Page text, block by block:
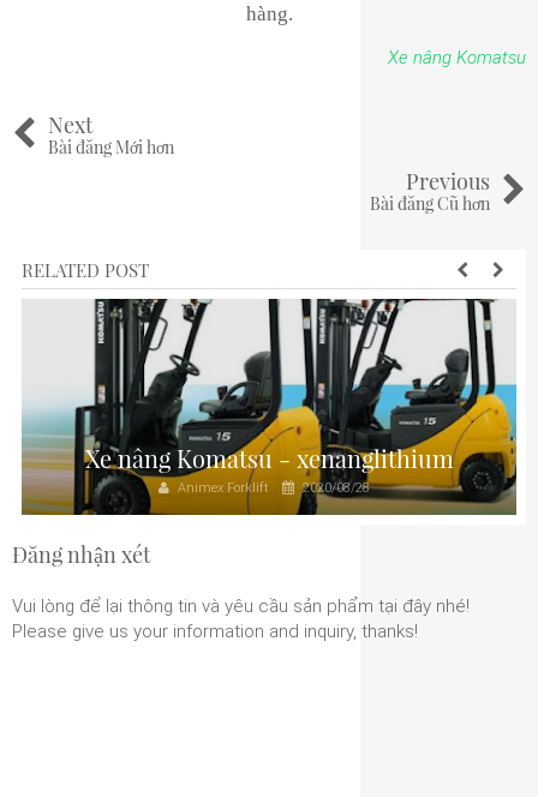
hàng.
Xe nâng Komatsu
Next
Bài đăng Mới hơn
Previous
Bài đăng Cũ hơn
RELATED POST
Xe nâng Komatsu - xenanglithium
Animex Forklift 2020/08/28
Đăng nhận xét
Vui lòng để lại thông tin và yêu cầu sản phẩm tại đây nhé!
Please give us your information and inquiry, thanks!